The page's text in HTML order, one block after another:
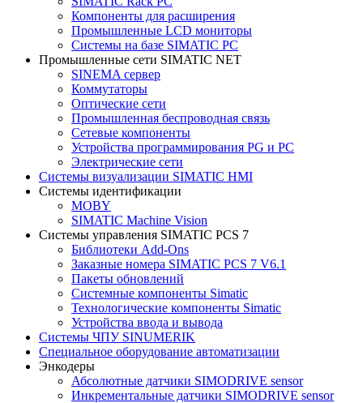
Компоненты для расширения
Промышленные LCD мониторы
Системы на базе SIMATIC PC
Промышленные сети SIMATIC NET
SINEMA сервер
Коммутаторы
Оптические сети
Промышленная беспроводная связь
Сетевые компоненты
Устройства программирования PG и PC
Электрические сети
Системы визуализации SIMATIC HMI
Системы идентификации
MOBY
SIMATIC Machine Vision
Системы управления SIMATIC PCS 7
Библиотеки Add-Ons
Заказные номера SIMATIC PCS 7 V6.1
Пакеты обновлений
Системные компоненты Simatic
Технологические компоненты Simatic
Устройства ввода и вывода
Системы ЧПУ SINUMERIK
Специальное оборудование автоматизации
Энкодеры
Абсолютные датчики SIMODRIVE sensor
Инкрементальные датчики SIMODRIVE sensor